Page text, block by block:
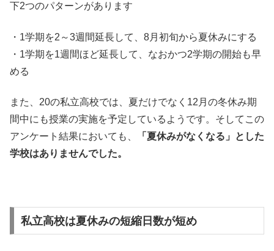
下2つのパターンがあります
・1学期を2～3週間延長して、8月初旬から夏休みにする
・1学期を1週間ほど延長して、なおかつ2学期の開始も早
める
また、20の私立高校では、夏だけでなく12月の冬休み期
間中にも授業の実施を予定しているようです。そしてこの
アンケート結果においても、
「夏休みがなくなる」とした
学校はありませんでした。
私立高校は夏休みの短縮日数が短め